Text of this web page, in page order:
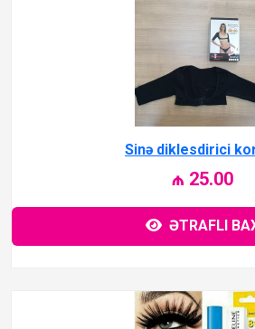
Sinə diklesdirici
₼ 25.00
ƏTRAFLI